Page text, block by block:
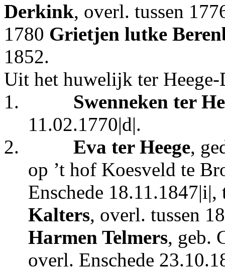
Derkink, overl. tussen
1780 Grietjen lutke
1852.
Uit het huwelijk ter
1.
Swenneken ter
11.02.1770|d|.
2.
Eva ter Heege,
op ’t hof Koesveld te
Enschede
Kalters, overl. tussen
Harmen Telmers, geb.
overl. Enschede